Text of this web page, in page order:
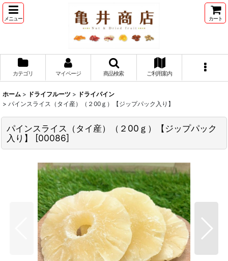
メニュー カート
カテゴリ マイページ 商品検索 ご利用案内
ホーム > ドライフルーツ > ドライパイン
> パインスライス（タイ産）（２00ｇ）【ジップパック入り】
パインスライス（タイ産）（２00ｇ）【ジップパック
入り】
[00086]